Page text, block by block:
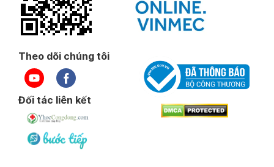
Theo dõi chúng tôi
Đối tác liên kết